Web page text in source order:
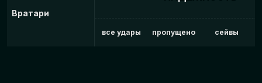
Вратари
все удары пропущено сейвы